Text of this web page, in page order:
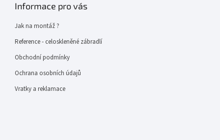
Informace pro vás
Jak na montáž ?
Reference - celoskleněné zábradlí
Obchodní podmínky
Ochrana osobních údajů
Vratky a reklamace